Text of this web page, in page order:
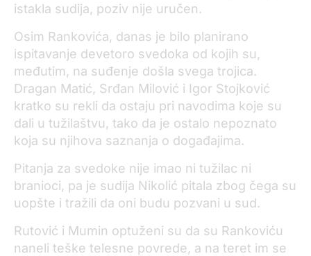
istakla sudija, poziv nije uručen.
Osim Rankovića, danas je bilo planirano
ispitavanje devetoro svedoka od kojih su,
međutim, na suđenje došla svega trojica.
Dragan Matić, Srđan Milović i Igor Stojković
kratko su rekli da ostaju pri navodima koje su
dali u tužilaštvu, tako da je ostalo nepoznato
koja su njihova saznanja o događajima.
Pitanja za svedoke nije imao ni tužilac ni
branioci, pa je sudija Nikolić pitala zbog čega su
uopšte i tražili da oni budu pozvani u sud.
Rutović i Mumin optuženi su da su Rankoviću
naneli teške telesne povrede, a na teret im se